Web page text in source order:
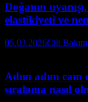
Doğanın
elastikiyeti ve
05.03.2026Cilt
Adım adım
sıralama nasıl